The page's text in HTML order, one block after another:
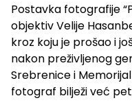
Postavka fotografije
objektiv Velije
kroz koju je prošao i
nakon preživljenog
Srebrenice i
fotograf bilježi već